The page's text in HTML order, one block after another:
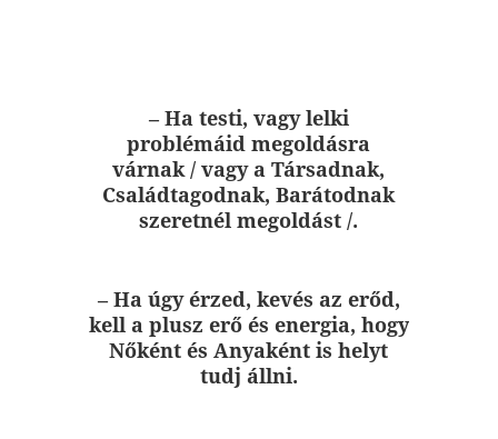
– Ha testi, vagy lelki
problémáid megoldásra
várnak / vagy a Társadnak,
Családtagodnak, Barátodnak
szeretnél megoldást /.
– Ha úgy érzed, kevés az erőd,
kell a plusz erő és energia, hogy
Nőként és Anyaként is helyt
tudj állni.